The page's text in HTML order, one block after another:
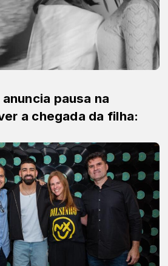
pausa na
a chegada da filha: